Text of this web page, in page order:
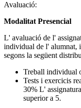
Avaluació:
Modalitat Presencial
L' avaluació de l'
individual de l' alumnat,
segons la següent
Treball individual
Tests i exercicis
30% L'
superior a 5.